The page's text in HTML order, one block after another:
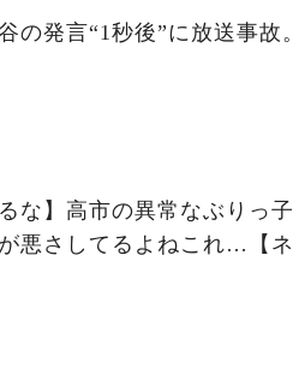
の発言“1秒後”に放送事故。
るな】高市の異常なぶり
悪さしてるよねこれ…【